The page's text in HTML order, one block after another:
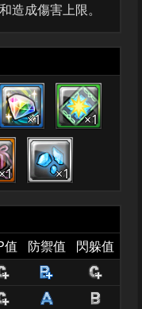
造成傷害上限。
×1 ×1
×1
值 防禦值
閃躲值